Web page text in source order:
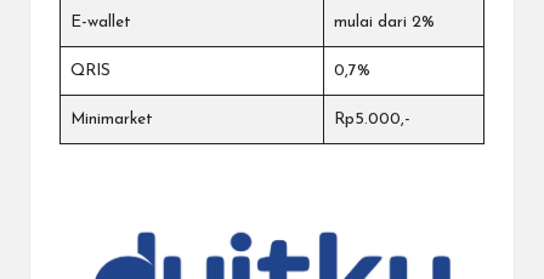
E-wallet mulai dari 2%
QRIS 0,7%
Minimarket Rp5.000,-